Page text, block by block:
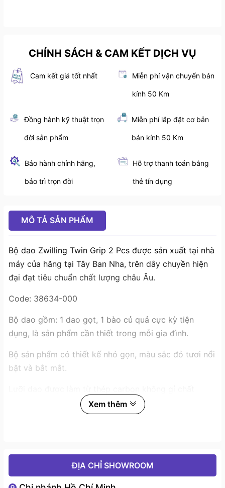
CHÍNH SÁCH & CAM KẾT DỊCH VỤ
Cam kết giá tốt nhất Miễn phí vận chuyển bán
kính 50 Km
Đồng hành kỹ thuật trọn
đời sản phẩm
Miễn phí lắp đặt cơ bản
bán kính 50 Km
Bảo hành chính hãng,
bảo trì trọn đời
Hỗ trợ thanh toán bằng
thẻ tín dụng
MÔ TẢ SẢN PHẨM
Bộ dao Zwilling Twin Grip 2 Pcs được sản xuất tại nhà
máy của hãng tại Tây Ban Nha, trên dây chuyền hiện
đại đạt tiêu chuẩn chất lượng châu Âu.
Code: 38634-000
Bộ dao gồm: 1 dao gọt, 1 bào củ quả cực kỳ tiện
dụng, là sản phẩm cần thiết trong mỗi gia đình.
Bộ sản phẩm có thiết kế nhỏ gọn, màu sắc đỏ tươi nổi
bật và bắt mắt.
lượng cao của Đức kết hợp công nghệ tạo
hình Sigmaforce dưới nền nhiệt và mức áp suất phù
ABS thiết kế dễ cầm nắm, có độ chắc chắn và ma sát
nhất định cùng khả năng chịu lực và chịu nhiệt được
đánh giá cao.
Xem thêm
ĐỊA CHỈ SHOWROOM